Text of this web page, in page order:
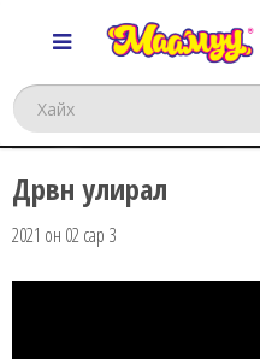
Хайх
Дөрвөн улирал
2021 он 02 сар 3